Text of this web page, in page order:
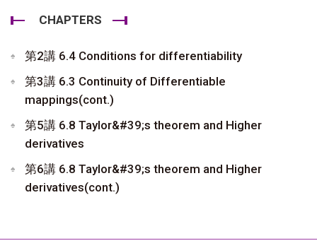
CHAPTERS
第2講 6.4 Conditions for differentiability
第3講 6.3 Continuity of Differentiable
mappings(cont.)
第5講 6.8 Taylor&#39;s theorem and Higher
derivatives
第6講 6.8 Taylor&#39;s theorem and Higher
derivatives(cont.)